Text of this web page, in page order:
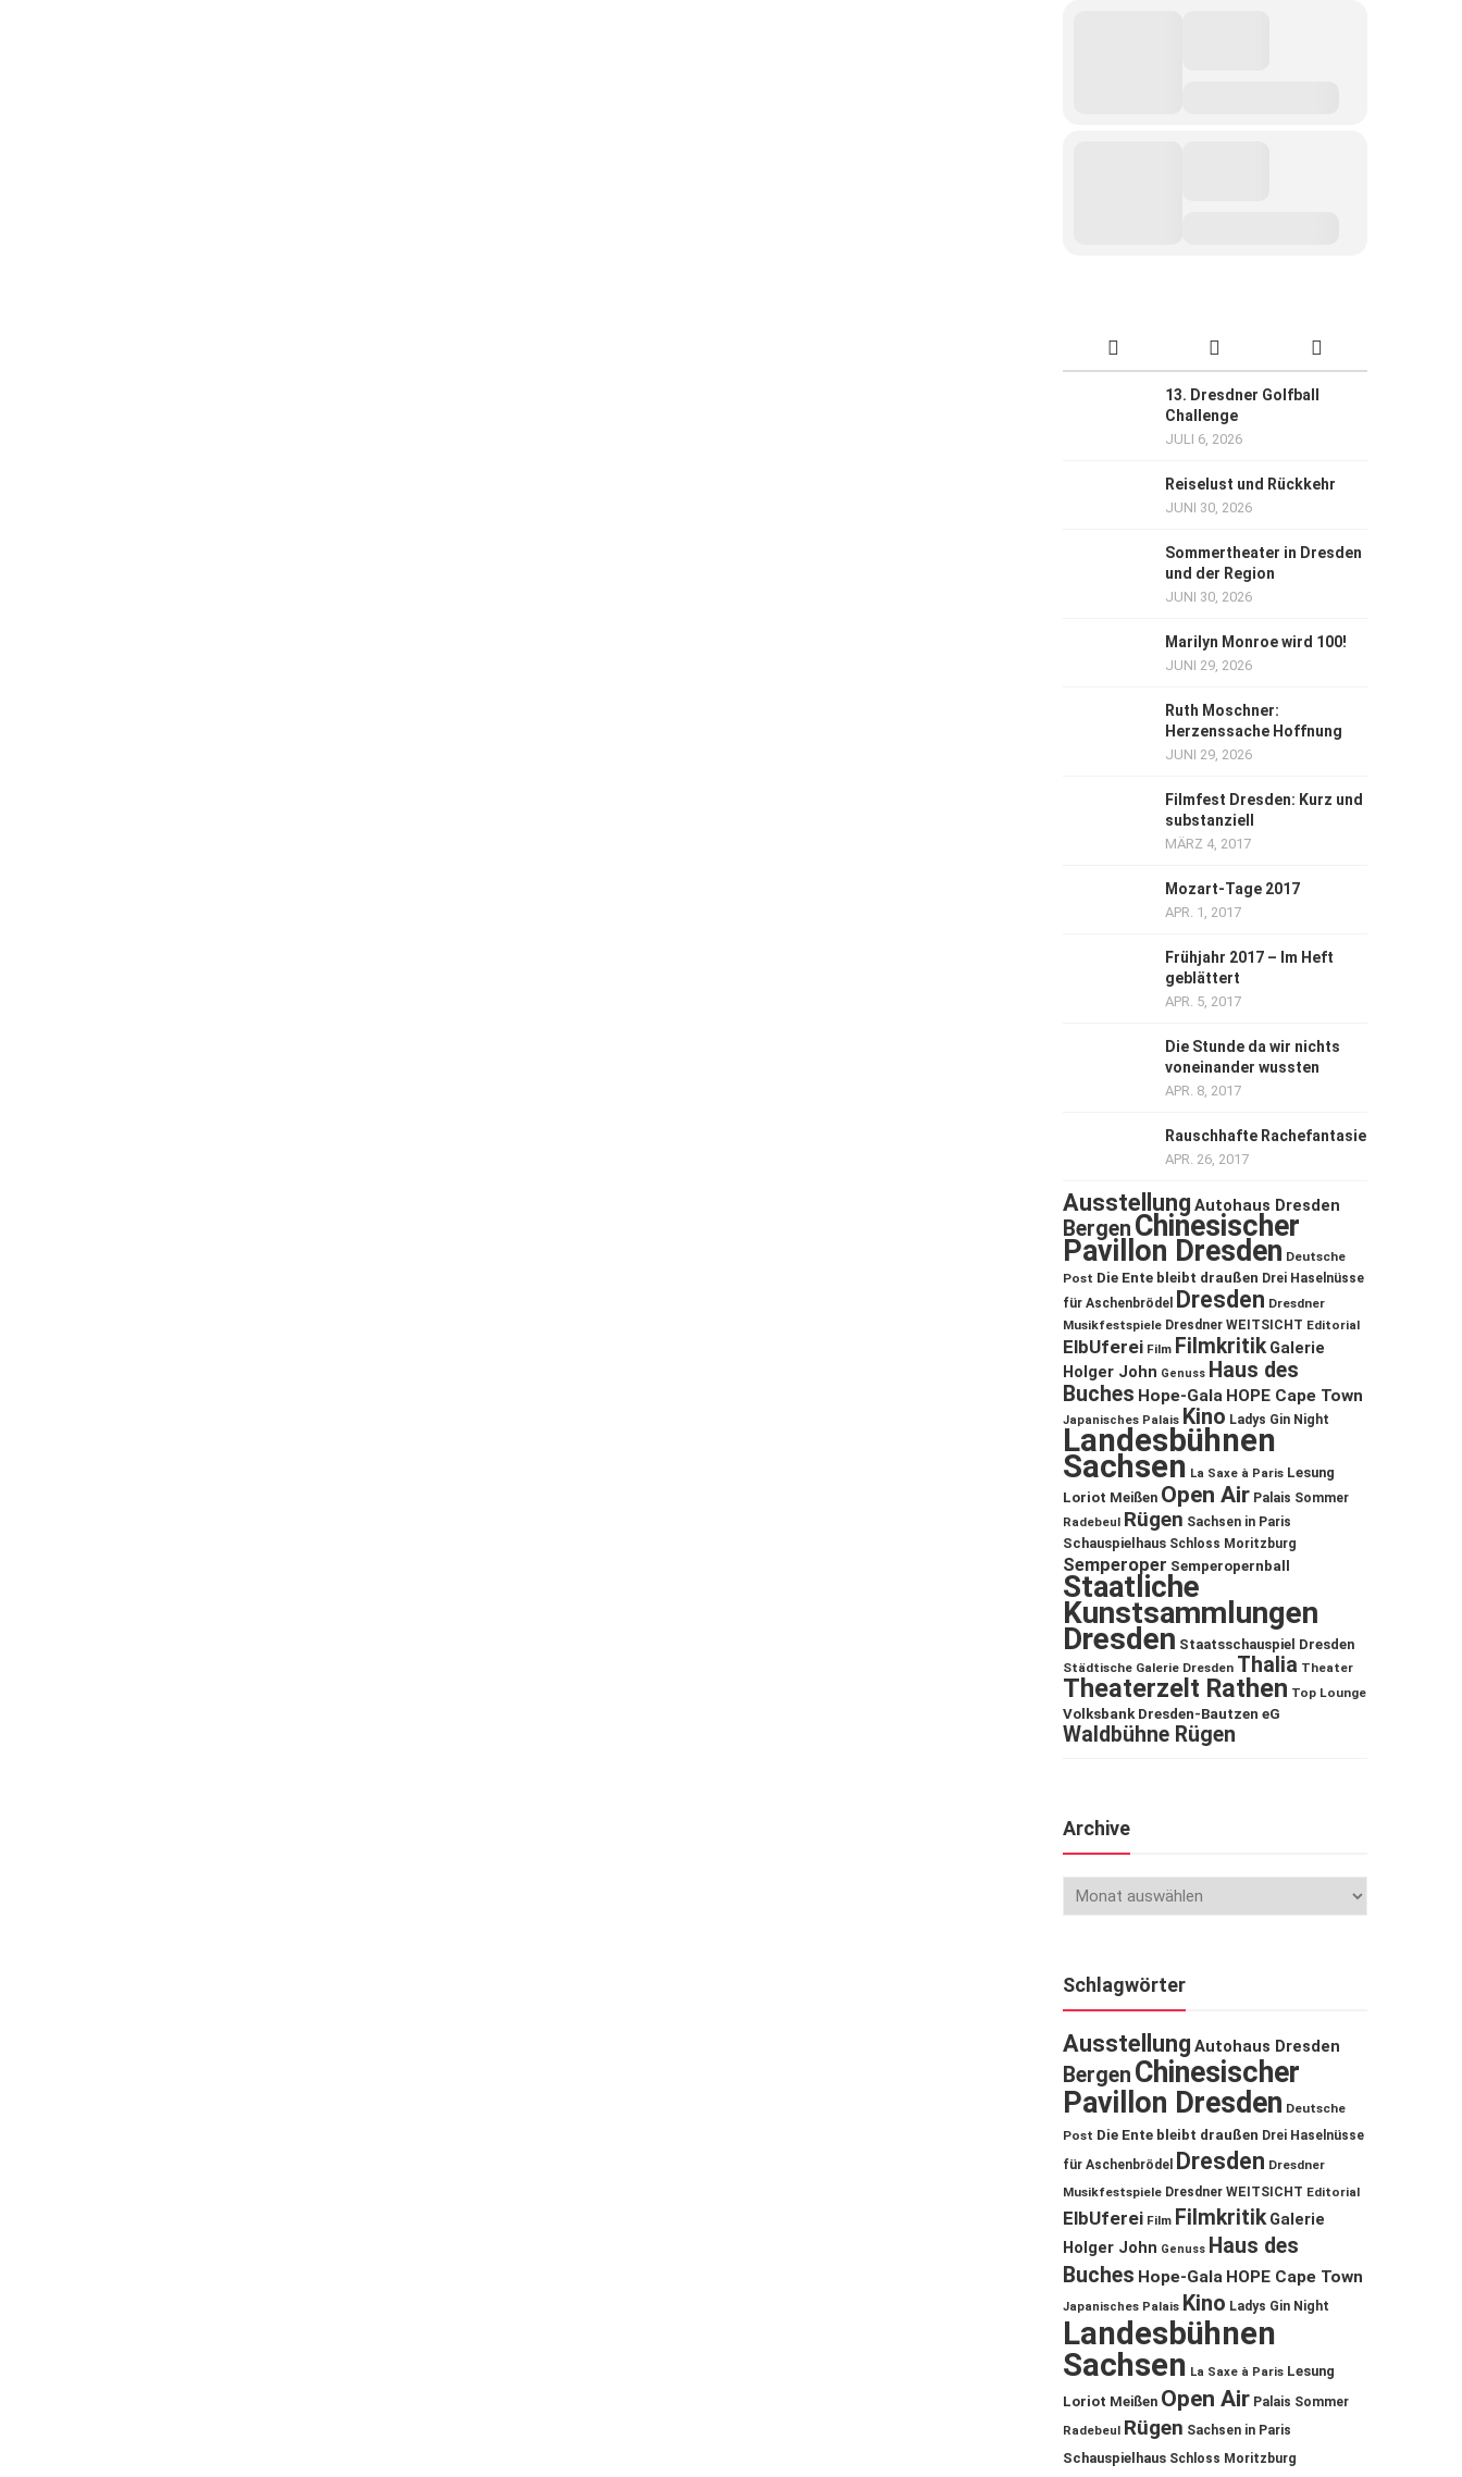
13. Dresdner Golfball
Challenge
JULI 6, 2026
Reiselust und Rückkehr
JUNI 30, 2026
Sommertheater in Dresden
und der Region
JUNI 30, 2026
Marilyn Monroe wird 100!
JUNI 29, 2026
Ruth Moschner:
Herzenssache Hoffnung
JUNI 29, 2026
Filmfest Dresden: Kurz und
substanziell
MÄRZ 4, 2017
Mozart-Tage 2017
APR. 1, 2017
Frühjahr 2017 – Im Heft
geblättert
APR. 5, 2017
Die Stunde da wir nichts
voneinander wussten
APR. 8, 2017
Rauschhafte Rachefantasie
APR. 26, 2017
Ausstellung Autohaus Dresden
Bergen Chinesischer
Pavillon Dresden Deutsche
Post Die Ente bleibt draußen Drei Haselnüsse
für Aschenbrödel
Dresden Dresdner
Musikfestspiele Dresdner WEITSICHT Editorial
ElbUferei Film Filmkritik Galerie
Holger John Genuss Haus des
Buches Hope-Gala HOPE Cape Town
Japanisches Palais Kino Ladys Gin Night
Landesbühnen
Sachsen La Saxe à Paris Lesung
Loriot Meißen Open Air Palais Sommer
Radebeul Rügen Sachsen in Paris
Schauspielhaus Schloss Moritzburg
Semperoper Semperopernball
Staatliche
Kunstsammlungen
Dresden Staatsschauspiel Dresden
Städtische Galerie Dresden Thalia Theater
Theaterzelt Rathen Top Lounge
Volksbank Dresden-Bautzen eG
Waldbühne Rügen
Archive
Schlagwörter
Ausstellung Autohaus Dresden
Bergen Chinesischer
Pavillon Dresden Deutsche
Post Die Ente bleibt draußen Drei Haselnüsse
für Aschenbrödel
Dresden Dresdner
Musikfestspiele Dresdner WEITSICHT Editorial
ElbUferei Film Filmkritik Galerie
Holger John Genuss Haus des
Buches Hope-Gala HOPE Cape Town
Japanisches Palais Kino Ladys Gin Night
Landesbühnen
Sachsen La Saxe à Paris Lesung
Loriot Meißen Open Air Palais Sommer
Radebeul Rügen Sachsen in Paris
Schauspielhaus Schloss Moritzburg